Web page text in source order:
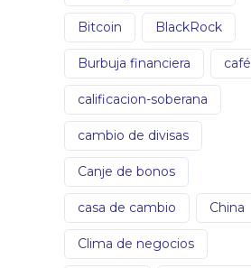
Bitcoin BlackRock
Burbuja financiera café
calificacion-soberana
cambio de divisas
Canje de bonos
casa de cambio China
Clima de negocios